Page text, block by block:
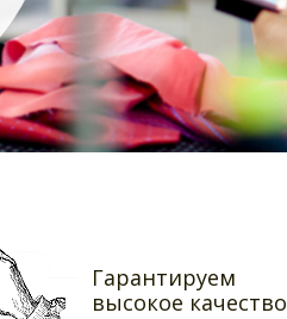
Гарантируем
высокое качество